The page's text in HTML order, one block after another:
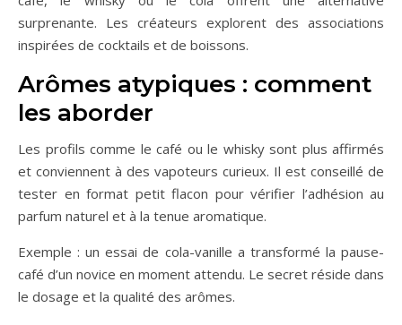
surprenante. Les créateurs explorent des associations
inspirées de cocktails et de boissons.
Arômes atypiques : comment
les aborder
Les profils comme le café ou le whisky sont plus affirmés
et conviennent à des vapoteurs curieux. Il est conseillé de
tester en format petit flacon pour vérifier l’adhésion au
parfum naturel et à la tenue aromatique.
Exemple : un essai de cola-vanille a transformé la pause-
café d’un novice en moment attendu. Le secret réside dans
le dosage et la qualité des arômes.